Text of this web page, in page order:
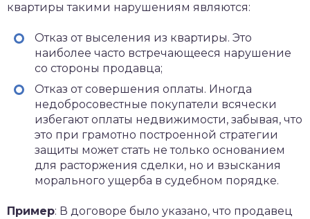
квартиры такими нарушениям являются:
Отказ от выселения из квартиры. Это
наиболее часто встречающееся нарушение
со стороны продавца;
Отказ от совершения оплаты. Иногда
недобросовестные покупатели всячески
избегают оплаты недвижимости, забывая, что
это при грамотно построенной стратегии
защиты может стать не только основанием
для расторжения сделки, но и взыскания
морального ущерба в судебном порядке.
Пример: В договоре было указано, что продавец